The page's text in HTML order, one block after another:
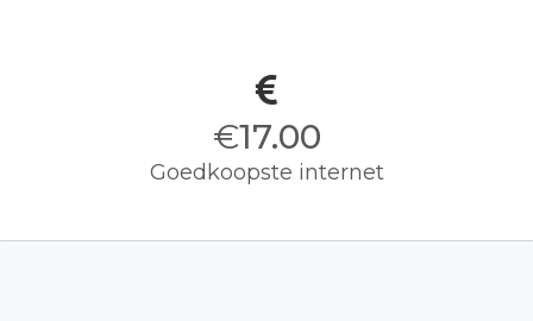
€17.00
Goedkoopste internet